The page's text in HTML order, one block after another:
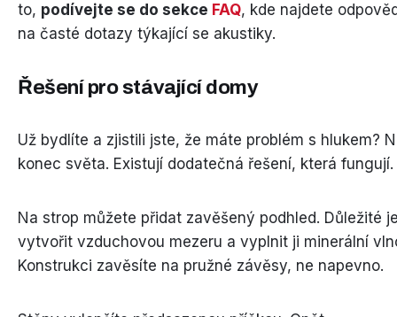
to, podívejte se do sekce FAQ, kde najdete
na časté dotazy týkající se akustiky.
Řešení pro stávající domy
Už bydlíte a zjistili jste, že máte problém s hlukem?
konec světa. Existují dodatečná řešení, která fungují.
Na strop můžete přidat zavěšený podhled. Důležité
vytvořit vzduchovou mezeru a vyplnit ji minerální
Konstrukci zavěsíte na pružné závěsy, ne napevno.